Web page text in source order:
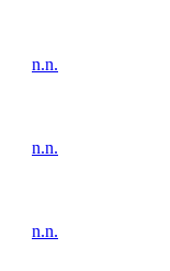
n.n.
n.n.
n.n.